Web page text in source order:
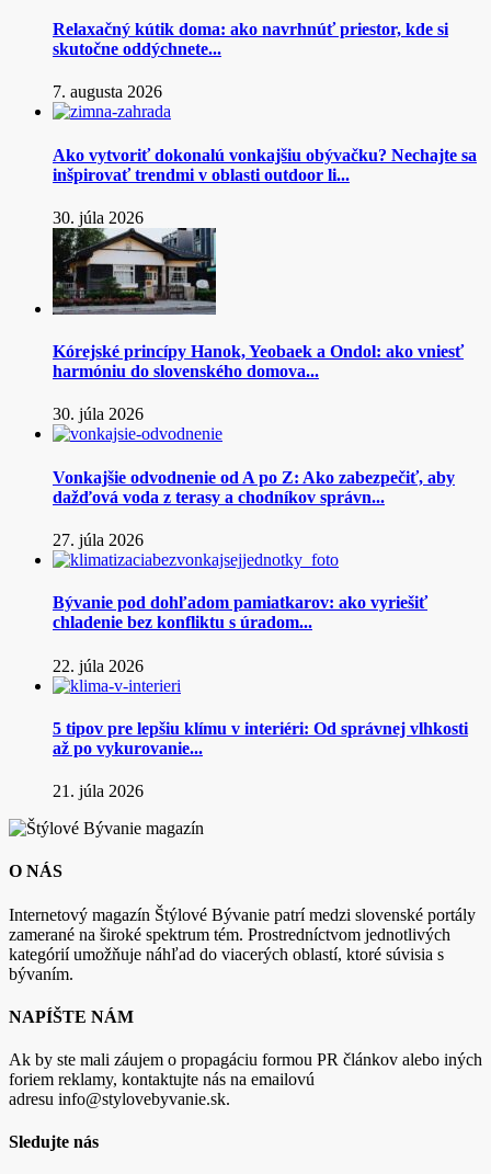
Relaxačný kútik doma: ako navrhnúť priestor, kde si
skutočne oddýchnete...
7. augusta 2026
Ako vytvoriť dokonalú vonkajšiu obývačku? Nechajte sa
inšpirovať trendmi v oblasti outdoor li...
30. júla 2026
Kórejské princípy Hanok, Yeobaek a Ondol: ako vniesť
harmóniu do slovenského domova...
30. júla 2026
Vonkajšie odvodnenie od A po Z: Ako zabezpečiť, aby
dažďová voda z terasy a chodníkov správn...
27. júla 2026
Bývanie pod dohľadom pamiatkarov: ako vyriešiť
chladenie bez konfliktu s úradom...
22. júla 2026
5 tipov pre lepšiu klímu v interiéri: Od správnej vlhkosti
až po vykurovanie...
21. júla 2026
O NÁS
Internetový magazín Štýlové Bývanie patrí medzi slovenské portály
zamerané na široké spektrum tém. Prostredníctvom jednotlivých
kategórií umožňuje náhľad do viacerých oblastí, ktoré súvisia s
bývaním.
NAPÍŠTE NÁM
Ak by ste mali záujem o propagáciu formou PR článkov alebo iných
foriem reklamy, kontaktujte nás na emailovú
adresu info@stylovebyvanie.sk.
Sledujte nás